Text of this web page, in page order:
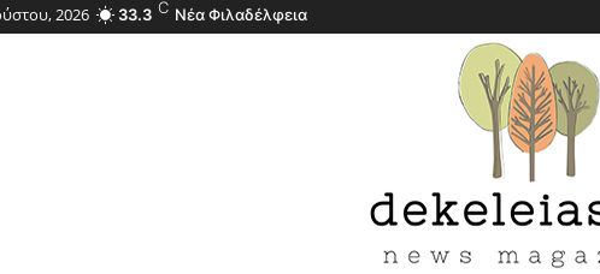
2026 33.3 C Νέα Φιλαδέλφεια